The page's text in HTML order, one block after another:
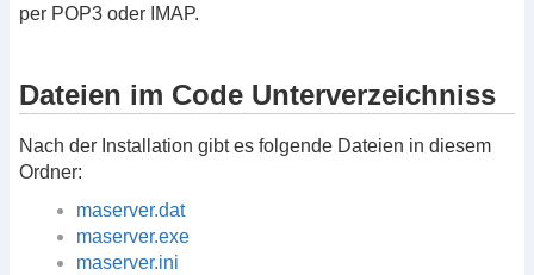
per POP3 oder IMAP.
Dateien im Code Unterverzeichniss
Nach der Installation gibt es folgende Dateien in diesem
Ordner:
maserver.dat
maserver.exe
maserver.ini